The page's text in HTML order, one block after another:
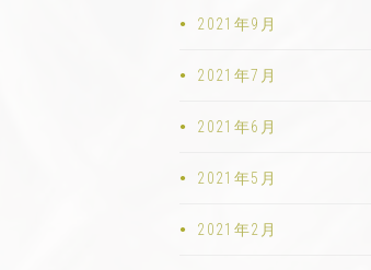
2021年9月
2021年7月
2021年6月
2021年5月
2021年2月